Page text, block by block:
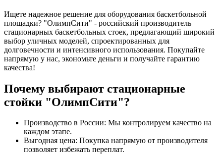
Ищете надежное решение для оборудования баскетбольной
площадки? "ОлимпСити" - российский производитель
стационарных баскетбольных стоек, предлагающий широкий
выбор уличных моделей, спроектированных для
долговечности и интенсивного использования. Покупайте
напрямую у нас, экономьте деньги и получайте гарантию
качества!
Почему выбирают стационарные
стойки "ОлимпСити"?
Производство в России: Мы контролируем качество на
каждом этапе.
Выгодная цена: Покупка напрямую от производителя
позволяет избежать переплат.